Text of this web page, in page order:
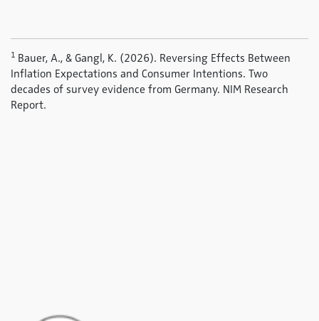
1 Bauer, A., & Gangl, K. (2026). Reversing Effects Between
Inflation Expectations and Consumer Intentions. Two
decades of survey evidence from Germany. NIM Research
Report.